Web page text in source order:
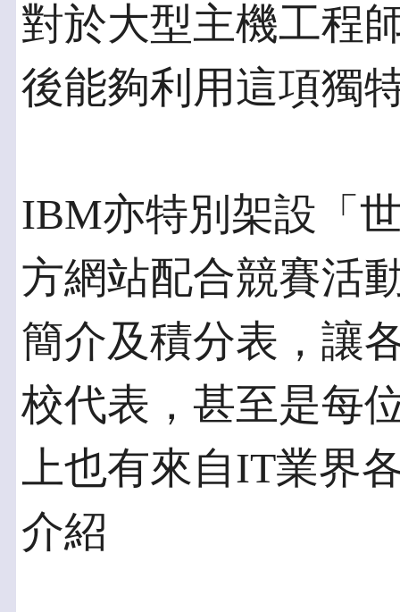
對於大型主機工程
後能夠利用這項獨
IBM亦特別架設「
方網站配合競賽活
簡介及積分表，讓
校代表，甚至是每
上也有來自IT業界
介紹